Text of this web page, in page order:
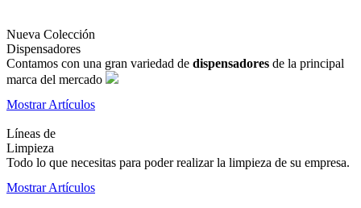
Nueva Colección
Dispensadores
Contamos con una gran variedad de dispensadores de la principal
marca del mercado
Mostrar Artículos
Líneas de
Limpieza
Todo lo que necesitas para poder realizar la limpieza de su empresa.
Mostrar Artículos